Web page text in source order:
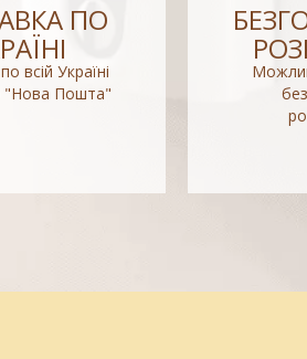
ПО
всій Україні
"Нова Пошта"